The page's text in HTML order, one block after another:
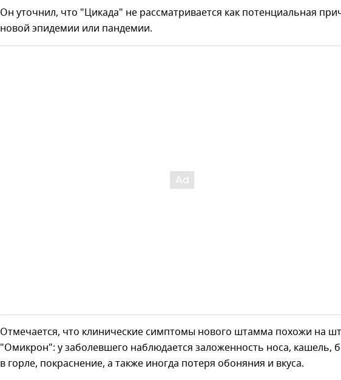
Он уточнил, что "Цикада" не рассматривается как потенциальная
новой эпидемии или пандемии.
Отмечается, что клинические симптомы нового штамма похожи на
"Омикрон": у заболевшего наблюдается заложенность носа, кашель,
в горле, покраснение, а также иногда потеря обоняния и вкуса.